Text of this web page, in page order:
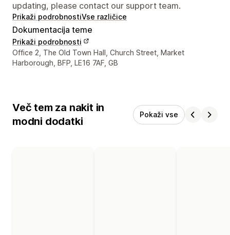
updating, please contact our support team.
Prikaži podrobnostiVse različice
Dokumentacija teme
Prikaži podrobnosti
Podatki za stik z oblikovalcem
Office 2, The Old Town Hall, Church Street, Market
Harborough, BFP, LE16 7AF, GB
Več tem za nakit in
modni dodatki
Pokaži vse